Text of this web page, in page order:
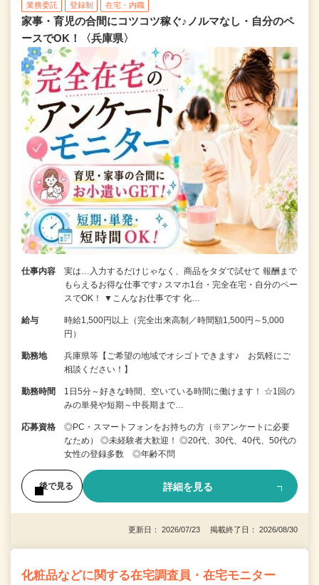
業務委託 登録制 在宅・内職
家事・育児の合間にコツコツ稼ぐ♪ノルマなし・自分のペ
ースでOK！〈兵庫県〉
仕事内容
実は…入力するだけじゃなく、商品をタダで試せて 報酬まで
もらえるお得な仕事です♪ スマホ1台・完全在宅・自分のペー
スでOK！ ▼こんなお仕事です 化…
給与
時給1,500円以上（完全出来高制／時間額1,500円～5,000
円）
勤務地
兵庫県等【ご希望の地域でオシゴトできます♪ お気軽にご
相談ください！】
勤務時間
1日5分～好きな時間、空いている時間に働けます！ ☆1回の
みの単発や短期～中長期まで…
応募資格
◎PC・スマートフォンをお持ちの方（※アンケートに必要
なため） ◎未経験者大歓迎！ ◎20代、30代、40代、50代の
女性の登録多数 ◎年齢不問
後で見る 詳細を見る
更新日： 2026/07/23 掲載終了日： 2026/08/30
化粧品などに関する在宅調査員・在宅モニター